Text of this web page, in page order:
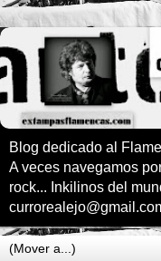
Blog dedicado al
A veces navegamos
rock... Inkilinos del